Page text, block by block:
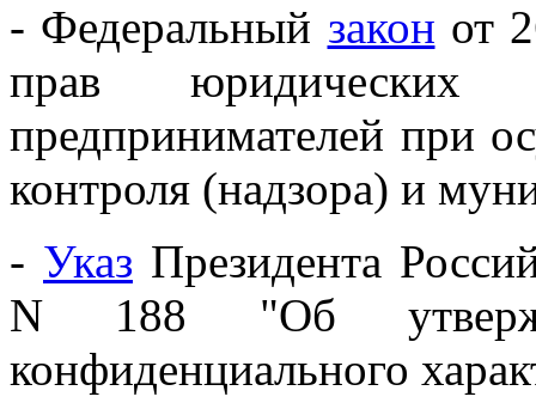
- Федеральный закон от
прав
предпринимателей при
контроля (надзора) и
- Указ Президента
N 188 "Об
конфиденциального